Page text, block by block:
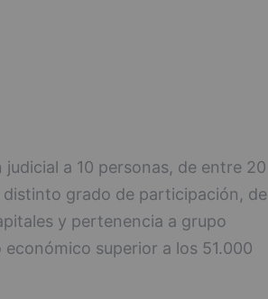
a 10 personas, de entre 20
grado de participación, de
y pertenencia a grupo
superior a los 51.000